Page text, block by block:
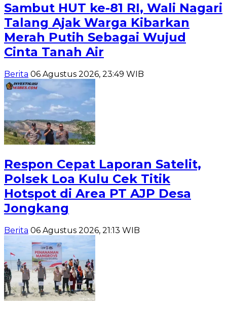
Sambut HUT ke-81 RI, Wali Nagari
Talang Ajak Warga Kibarkan
Merah Putih Sebagai Wujud
Cinta Tanah Air
Berita 06 Agustus 2026, 23:49 WIB
Respon Cepat Laporan Satelit,
Polsek Loa Kulu Cek Titik
Hotspot di Area PT AJP Desa
Jongkang
Berita 06 Agustus 2026, 21:13 WIB